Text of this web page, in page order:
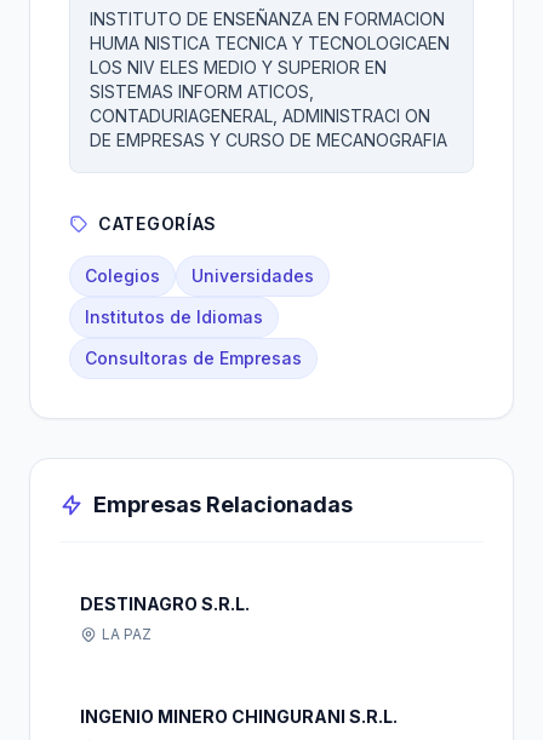
INSTITUTO DE ENSEÑANZA EN FORMACION
HUMA NISTICA TECNICA Y TECNOLOGICAEN
LOS NIV ELES MEDIO Y SUPERIOR EN
SISTEMAS INFORM ATICOS,
CONTADURIAGENERAL, ADMINISTRACI ON
DE EMPRESAS Y CURSO DE MECANOGRAFIA
CATEGORÍAS
Colegios
Universidades
Institutos de Idiomas
Consultoras de Empresas
Empresas Relacionadas
DESTINAGRO S.R.L.
LA PAZ
INGENIO MINERO CHINGURANI S.R.L.